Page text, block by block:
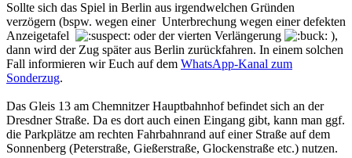
Sollte sich das Spiel in Berlin aus irgendwelchen Gründen
verzögern (bspw. wegen einer Unterbrechung wegen einer defekten
Anzeigetafel
oder der vierten Verlängerung
),
dann wird der Zug später aus Berlin zurückfahren. In einem solchen
Fall informieren wir Euch auf dem WhatsApp-Kanal zum
Sonderzug.
Das Gleis 13 am Chemnitzer Hauptbahnhof befindet sich an der
Dresdner Straße. Da es dort auch einen Eingang gibt, kann man ggf.
die Parkplätze am rechten Fahrbahnrand auf einer Straße auf dem
Sonnenberg (Peterstraße, Gießerstraße, Glockenstraße etc.) nutzen.